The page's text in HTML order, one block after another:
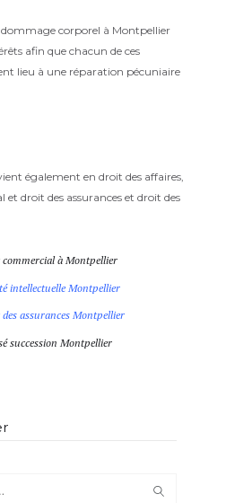
corporel à Montpellier
afin que chacun de ces
lieu à une réparation pécuniaire
également en droit des affaires,
droit des assurances et droit des
commercial à Montpellier
intellectuelle Montpellier
assurances Montpellier
succession Montpellier